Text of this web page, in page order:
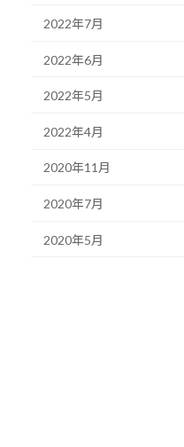
2022年7月
2022年6月
2022年5月
2022年4月
2020年11月
2020年7月
2020年5月